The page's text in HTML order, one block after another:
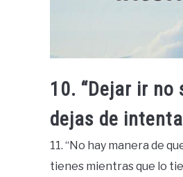
10. “Dejar ir
dejas de
11. “No hay manera de
tienes mientras que lo